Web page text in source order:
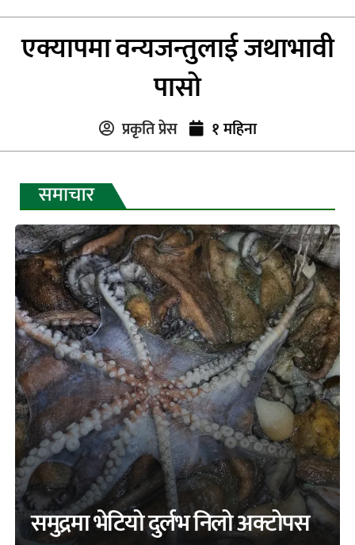
एक्यापमा वन्यजन्तुलाई जथाभावी
पासो
प्रकृति प्रेस १ महिना
समुद्रमा भेटियो दुर्लभ निलो अक्टोपस